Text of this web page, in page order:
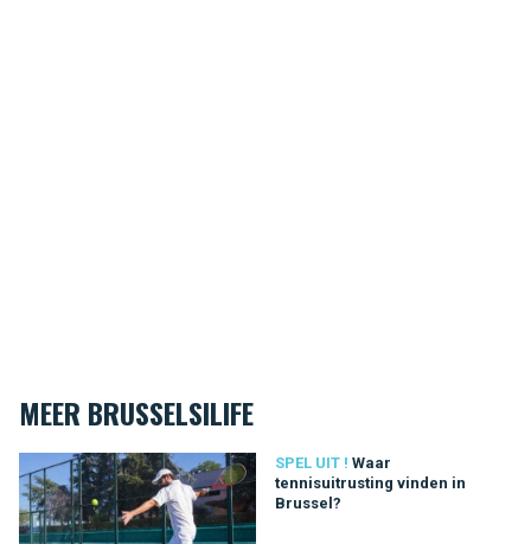
MEER BRUSSELSILIFE
SPEL UIT ! Waar
tennisuitrusting vinden in
Brussel?
Waar tennisuitrusting vinden in Brussel?